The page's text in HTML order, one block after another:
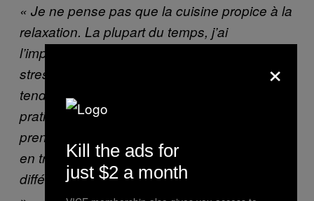
« Je ne pense pas que la cuisine propice à la
relaxation. La plupart du temps, j’ai
l’impression qu’elle est plutôt un lieu agité et
stressant »
tendance à vouloir rendre la cuisine plus
pratique et rapide. Ils n’ont pas le temps de
prendre le recul et d’observer ce qu’ils sont
en train de faire comme je le fais. C’est la
différence entre la cuisine shojin et les autres.
×
Kill the ads for
just $2 a month